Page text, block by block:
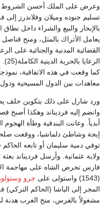
وعرض على الملك أحسن الشروط
تسليم جنوده وميلان وفلاندرز إلى
بالإبحار والبيع والشراء داخل نطاق
يعامل الأتراك بالمثل، ومنح
القضائية المدنية والجنائية على
كما وقعت في هذه الاتفاقية،
معاهدات بين الدول المسيحية
ورد شارل على ذلك بتكوين حلف يضم
وانضم إليه فرديناند وهكذا أصبح
أبدياً. وعانت البندقية وطأة
توفي دمية سليمان أو تابعه
ولاية عثمانية. وأرسل فرديناند
فارس تحرض الشاه على مهاجمة
(1543) واستولى على
جرو
مشغولاً بالفرس، منح الغرب